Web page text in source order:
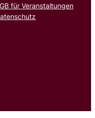
für Veranstaltungen